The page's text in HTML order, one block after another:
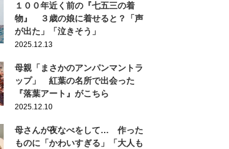
１００年近く前の『七五三の着
物』 ３歳の娘に着せると？「声
が出た」「泣きそう」
2025.12.13
母親「まさかのアンパンマントラ
ップ」 紅葉の名所で出会った
『落葉アート』がこちら
2025.12.10
母さんが夜なべをして… 作った
ものに「かわいすぎる」「大人も